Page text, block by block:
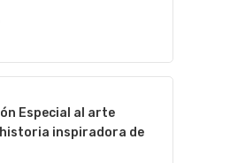
Especial al arte
inspiradora de